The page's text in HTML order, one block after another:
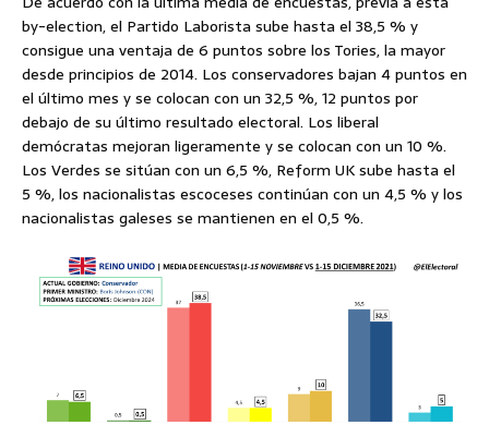
by-election, el Partido Laborista sube hasta el 38,5 % y
consigue una ventaja de 6 puntos sobre los Tories, la mayor
desde principios de 2014. Los conservadores bajan 4 puntos en
el último mes y se colocan con un 32,5 %, 12 puntos por
debajo de su último resultado electoral. Los liberal
demócratas mejoran ligeramente y se colocan con un 10 %.
Los Verdes se sitúan con un 6,5 %, Reform UK sube hasta el
5 %, los nacionalistas escoceses continúan con un 4,5 % y los
nacionalistas galeses se mantienen en el 0,5 %.